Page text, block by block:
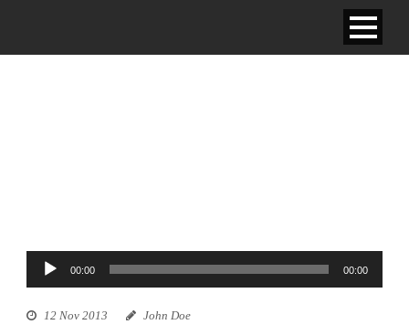
Audio
Player
00:00 00:00
12 Nov 2013 John Doe